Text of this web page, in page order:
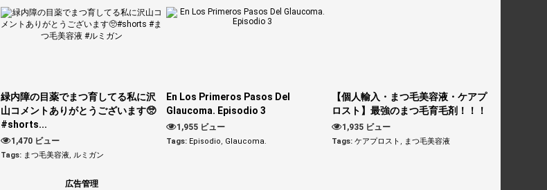
緑内障の目薬でまつ育してる私に沢
山コメントありがとうございます🥺
#shorts...
1,470 ビュー
Tags: まつ毛美容液, ルミガン
En Los Primeros Pasos Del
Glaucoma. Episodio 3
1,955 ビュー
Tags: Episodio, Glaucoma.
【個人輸入・まつ毛美容液・ケアプ
ロスト】最強のまつ毛育毛剤！！！
1,935 ビュー
Tags: ケアプロスト , まつ毛美容液
広告管理